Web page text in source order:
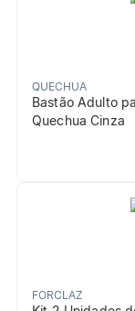
QUECHUA
Bastão Adulto
Quechua Cinza
FORCLAZ